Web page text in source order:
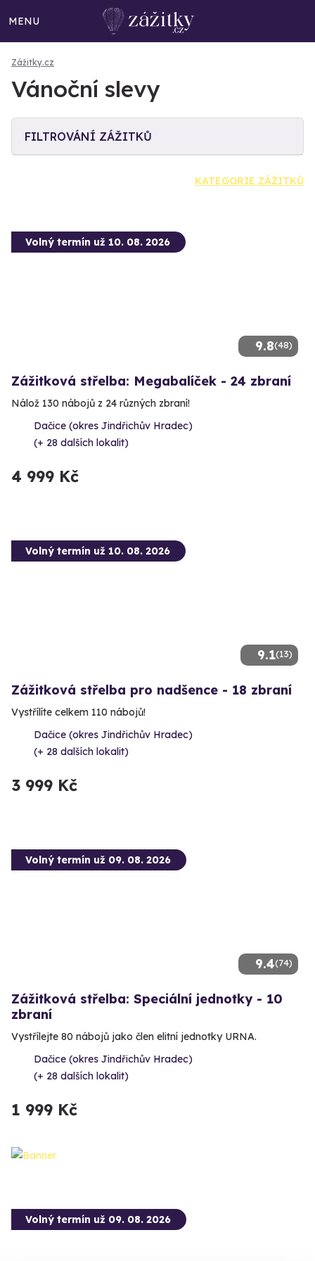
MENU
Zážitky.cz
Vánoční slevy
FILTROVÁNÍ ZÁŽITKŮ
KATEGORIE ZÁŽITKŮ
9.8(48)
Volný termín už 10. 08. 2026
Zážitková střelba: Megabalíček - 24 zbraní
Nálož 130 nábojů z 24 různých zbraní!
Dačice (okres Jindřichův Hradec)
(+ 28 dalších lokalit)
4 999 Kč
9.1(13)
Volný termín už 10. 08. 2026
Zážitková střelba pro nadšence - 18 zbraní
Vystřílíte celkem 110 nábojů!
Dačice (okres Jindřichův Hradec)
(+ 28 dalších lokalit)
3 999 Kč
9.4(74)
Volný termín už 09. 08. 2026
Zážitková střelba: Speciální jednotky - 10
zbraní
Vystřílejte 80 nábojů jako člen elitní jednotky URNA.
Dačice (okres Jindřichův Hradec)
(+ 28 dalších lokalit)
1 999 Kč
Volný termín už 09. 08. 2026